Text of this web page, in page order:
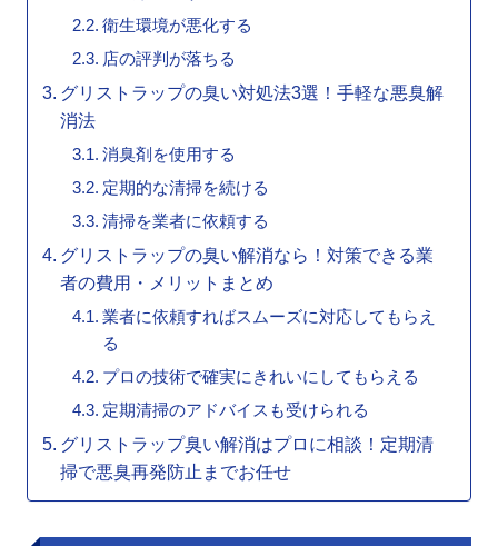
衛生環境が悪化する
店の評判が落ちる
グリストラップの臭い対処法3選！手軽な悪臭解
消法
消臭剤を使用する
定期的な清掃を続ける
清掃を業者に依頼する
グリストラップの臭い解消なら！対策できる業
者の費用・メリットまとめ
業者に依頼すればスムーズに対応してもらえ
る
プロの技術で確実にきれいにしてもらえる
定期清掃のアドバイスも受けられる
グリストラップ臭い解消はプロに相談！定期清
掃で悪臭再発防止までお任せ